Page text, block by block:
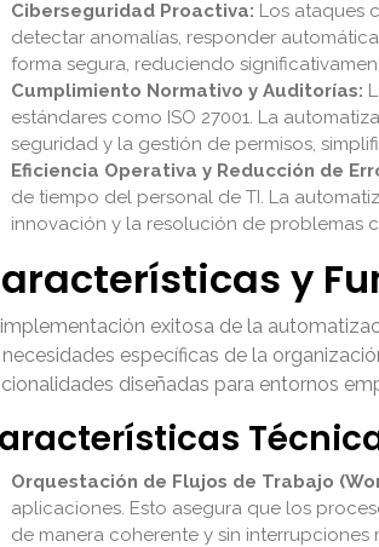
Ciberseguridad Proactiva: Los ataques
detectar anomalías, responder
forma segura, reduciendo
Cumplimiento Normativo y Auditorías:
estándares como ISO 27001. La
seguridad y la gestión de permisos,
Eficiencia Operativa y Reducción de
de tiempo del personal de TI. La
innovación y la resolución de problemas
y
exitosa de la
necesidades específicas de la
diseñadas para entornos
Orquestación de Flujos de Trabajo
aplicaciones. Esto asegura que los
de manera coherente y sin interrupciones